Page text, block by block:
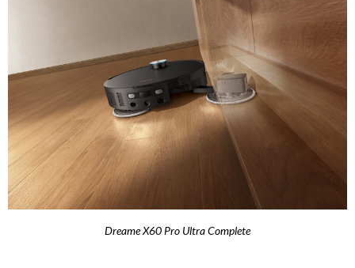
Dreame X60 Pro Ultra Complete